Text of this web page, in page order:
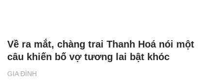
GIA ĐÌNH
Về ra mắt, chàng trai Thanh Hoá nói một
câu khiến bố vợ tương lai bật khóc